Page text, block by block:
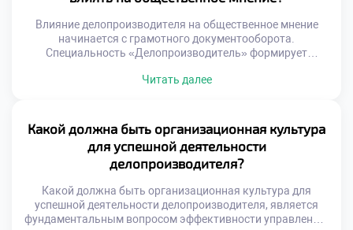
уникальный обзор деятельности […]
Влияние делопроизводителя на общественное мнение
начинается с грамотного документооборота.
Специальность «Делопроизводитель» формирует
потоками организации. Специалист создает фундамент
напрямую определяет восприятие учреждения
обществом. Ошибки в текстах мгновенно снижают
авторитет любой государственной или коммерческой
структуры. Профессионал умеет выстраивать
Читать далее
Какой должна быть организационная культура
для успешной деятельности
делопроизводителя?
Какой должна быть организационная культура для
успешной деятельности делопроизводителя, является
фундаментальным вопросом эффективности управления.